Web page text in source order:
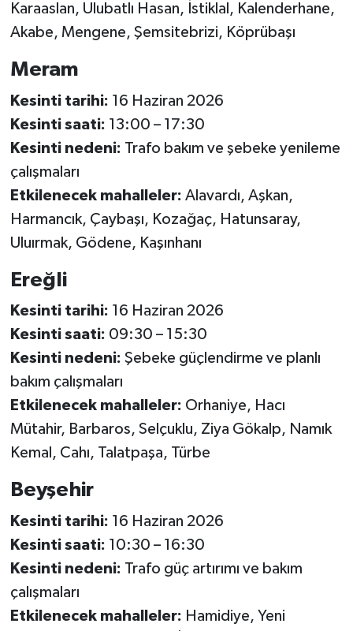
Karaaslan, Ulubatlı Hasan, İstiklal, Kalenderhane,
Akabe, Mengene, Şemsitebrizi, Köprübaşı
Meram
Kesinti tarihi: 16 Haziran 2026
Kesinti saati: 13:00 – 17:30
Kesinti nedeni: Trafo bakım ve şebeke yenileme
çalışmaları
Etkilenecek mahalleler: Alavardı, Aşkan,
Harmancık, Çaybaşı, Kozağaç, Hatunsaray,
Uluırmak, Gödene, Kaşınhanı
Ereğli
Kesinti tarihi: 16 Haziran 2026
Kesinti saati: 09:30 – 15:30
Kesinti nedeni: Şebeke güçlendirme ve planlı
bakım çalışmaları
Etkilenecek mahalleler: Orhaniye, Hacı
Mütahir, Barbaros, Selçuklu, Ziya Gökalp, Namık
Kemal, Cahı, Talatpaşa, Türbe
Beyşehir
Kesinti tarihi: 16 Haziran 2026
Kesinti saati: 10:30 – 16:30
Kesinti nedeni: Trafo güç artırımı ve bakım
çalışmaları
Etkilenecek mahalleler: Hamidiye, Yeni